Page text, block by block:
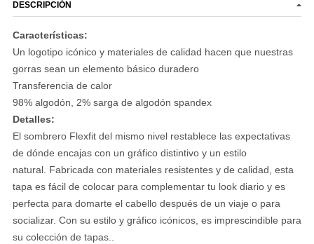
DESCRIPCIÓN
Características:
Un logotipo icónico y materiales de calidad hacen que nuestras
gorras sean un elemento básico duradero
Transferencia de calor
98% algodón, 2% sarga de algodón spandex
Detalles:
El sombrero Flexfit del mismo nivel restablece las expectativas
de dónde encajas con un gráfico distintivo y un estilo
natural. Fabricada con materiales resistentes y de calidad, esta
tapa es fácil de colocar para complementar tu look diario y es
perfecta para domarte el cabello después de un viaje o para
socializar. Con su estilo y gráfico icónicos, es imprescindible para
su colección de tapas..